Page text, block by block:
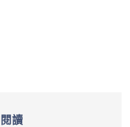
讀